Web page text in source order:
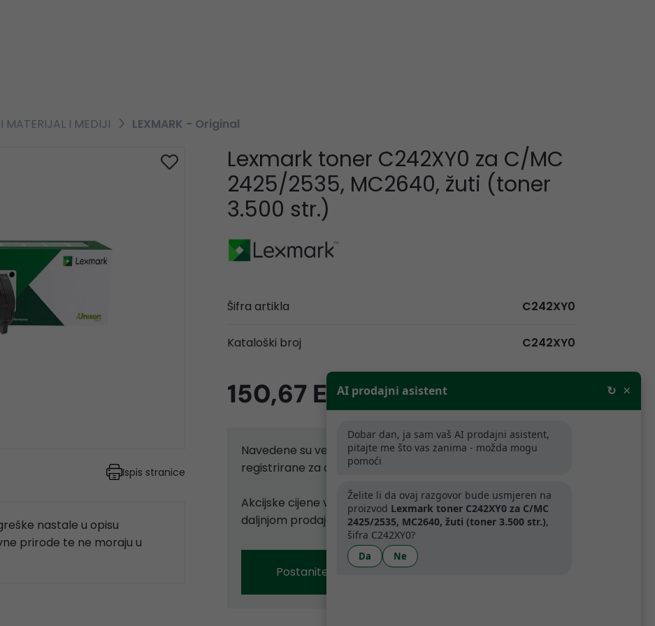
MATERIJAL I MEDIJI LEXMARK - Original
Ispis stranice
nastale u opisu
prirode te ne moraju u
Lexmark toner C242XY0 za C/MC
2425/2535, MC2640, žuti (toner
3.500 str.)
Šifra artikla C242XY0
Kataloški broj C242XY0
150,67 EUR
Navedene su veleprodajne cijene bez PDV-a. Za tvrtke
registrirane za daljnju prodaju odobravamo popuste.
Akcijske cijene vrijede samo za tvrtke koje se bave
daljnjom prodajom.
Postanite partner
AI prodajni asistent ↻ ×
Dobar dan, ja sam vaš AI prodajni asistent,
pitajte me što vas zanima - možda mogu
pomoći
Želite li da ovaj razgovor bude usmjeren na
proizvod Lexmark toner C242XY0 za C/MC
2425/2535, MC2640, žuti (toner 3.500 str.),
šifra C242XY0?
Da Ne